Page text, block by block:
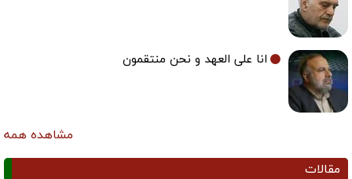
انا علی العهد و نحن منتقمون
مشاهده همه
مقالات